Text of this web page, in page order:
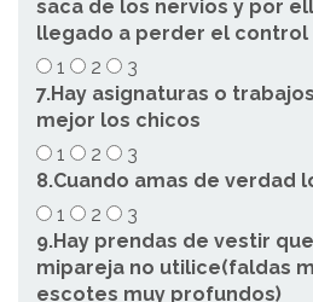
saca de los nervios y por
llegado a perder el control
1
2
3
7.Hay asignaturas o
mejor los chicos
1
2
3
8.Cuando amas de verdad
1
2
3
9.Hay prendas de vestir
mipareja no utilice(faldas
escotes muy profundos)